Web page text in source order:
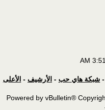
3:51 AM
- شبكة هاي حب - الأرشيف - الأعلى
Powered by vBulletin®